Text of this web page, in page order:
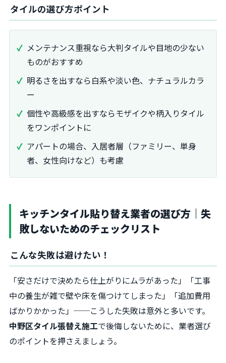
タイルの選び方ポイント
メンテナンス重視なら大判タイルや目地の少ない
ものがおすすめ
明るさを出すなら白系や淡い色、ナチュラルカラ
ー
個性や高級感を出すならモザイクや柄入りタイル
をワンポイントに
アパートの場合、入居者層（ファミリー、単身
者、女性向けなど）も考慮
キッチンタイル貼り替え業者の選び方｜失
敗しないためのチェックリスト
こんな失敗は避けたい！
「安さだけで決めたら仕上がりにムラがあった」「工事
中の養生が雑で壁や床を傷つけてしまった」「追加費用
ばかりかかった」──こうした失敗は意外と多いです。
中野区タイル張替え施工で後悔しないために、業者選び
のポイントを押さえましょう。